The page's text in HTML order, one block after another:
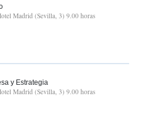
Madrid (Sevilla, 3) 9.00 horas
y Estrategia
Madrid (Sevilla, 3) 9.00 horas